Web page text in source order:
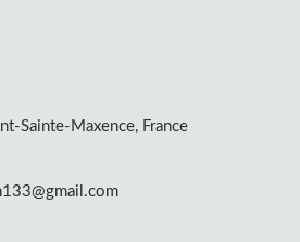
Sainte-Maxence, France